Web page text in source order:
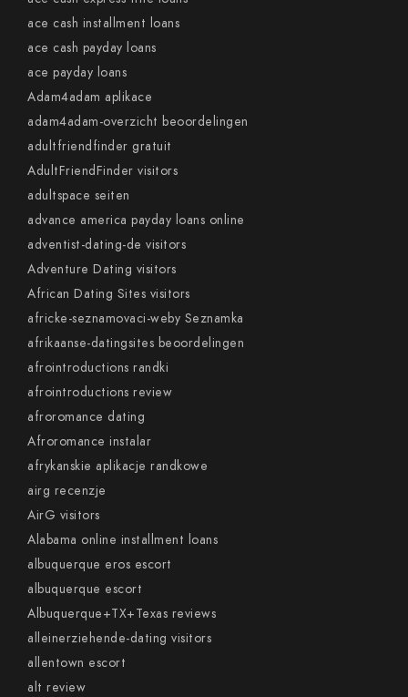
ace cash installment loans
ace cash payday loans
ace payday loans
Adam4adam aplikace
adam4adam-overzicht beoordelingen
adultfriendfinder gratuit
AdultFriendFinder visitors
adultspace seiten
advance america payday loans online
adventist-dating-de visitors
Adventure Dating visitors
African Dating Sites visitors
africke-seznamovaci-weby Seznamka
afrikaanse-datingsites beoordelingen
afrointroductions randki
afrointroductions review
afroromance dating
Afroromance instalar
afrykanskie aplikacje randkowe
airg recenzje
AirG visitors
Alabama online installment loans
albuquerque eros escort
albuquerque escort
Albuquerque+TX+Texas reviews
alleinerziehende-dating visitors
allentown escort
alt review